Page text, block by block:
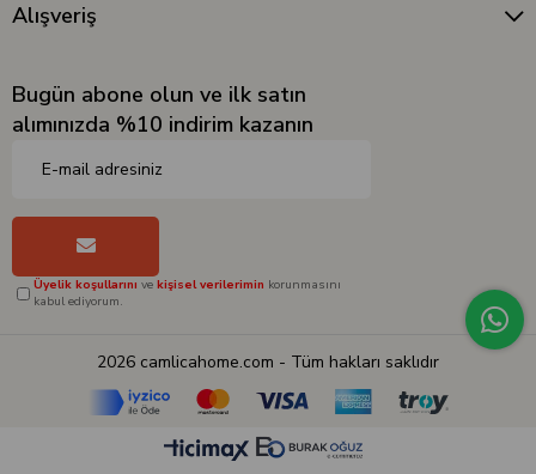
Alışveriş
Bugün abone olun ve ilk satın
alımınızda %10 indirim kazanın
Üyelik koşullarını ve kişisel verilerimin korunmasını
kabul ediyorum.
2026 camlicahome.com - Tüm hakları saklıdır